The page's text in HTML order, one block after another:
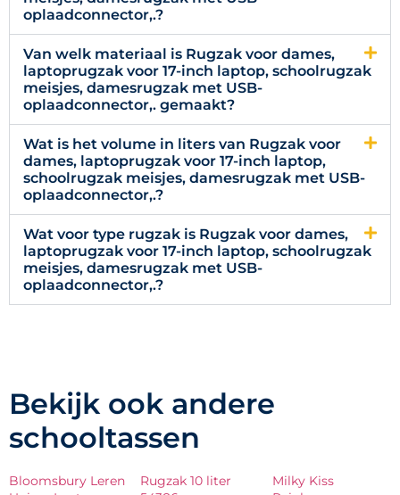
oplaadconnector,.?
Van welk materiaal is Rugzak voor dames,
laptoprugzak voor 17-inch laptop, schoolrugzak
meisjes, damesrugzak met USB-
oplaadconnector,. gemaakt?
Wat is het volume in liters van Rugzak voor
dames, laptoprugzak voor 17-inch laptop,
schoolrugzak meisjes, damesrugzak met USB-
oplaadconnector,.?
Wat voor type rugzak is Rugzak voor dames,
laptoprugzak voor 17-inch laptop, schoolrugzak
meisjes, damesrugzak met USB-
oplaadconnector,.?
Bekijk ook andere
schooltassen
Bloomsbury Leren
Rugzak 10 liter
Milky Kiss